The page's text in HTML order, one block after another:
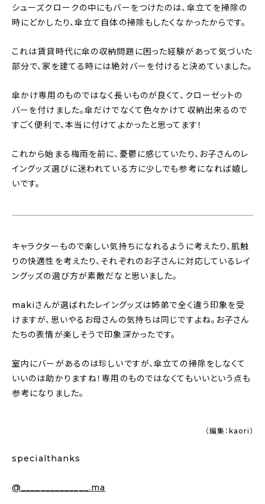
シューズクロークの中にもバーをつけたのは、傘立てを掃除の
時にどかしたり、傘立て自体の掃除もしたくなかったからです。
これは賃貸時代に傘の収納問題に困った経験があって気づいた
部分で、家を建てる時には絶対バーを付けると決めていました。
傘かけ専用のものではなく長いものが良くて、クローゼットの
バーを付けました。傘だけでなくて色々かけて収納出来るので
すごく便利で、本当に付けてよかったと思ってます！
これから始まる梅雨を前に、憂鬱に感じていたり、お子さんのレ
イングッズ選びに迷われている方に少しでも参考になれば嬉し
いです。
キャラクターもので楽しい気持ちになれるように考えたり、肌触
りの快適性を考えたり、それぞれのお子さんに対応しているレイ
ングッズの選び方が素敵だなと思いました。
makiさんが選ばれたレイングッズは姉弟で全く違う印象を受
けますが、思いやるお母さんの気持ちは同じですよね。お子さん
たちの表情が楽しそうで印象深かったです。
室内にバーがあるのは珍しいですが、傘立ての掃除をしなくて
いいのは助かりますね！専用のものではなくてもいいという点も
参考になりました。
（編集：kaori）
specialthanks
@______________.ma